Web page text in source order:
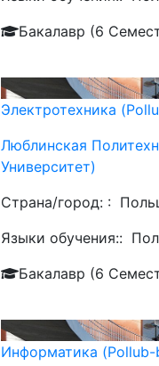
Бакалавр (6
Электротехника
Люблинская
Университет)
Страна/город: :
Языки обучения::
Бакалавр (6
Информатика